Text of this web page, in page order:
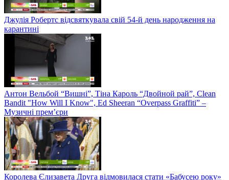
Джулія Робертс відсвяткувала свій 54-й день народження на
карантині
Антон Вельбой “Вишні”, Тіна Кароль “Двойной рай”, Clean
Bandit "How Will I Know", Ed Sheeran “Overpass Graffiti” –
Музичні прем’єри
Королева Єлизавета Друга відмовилася стати «Бабусею року»